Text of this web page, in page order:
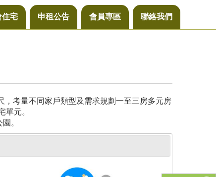
住宅 申租公告 會員專區 聯絡我們
考量不同家戶類型及需求規劃一至三房多元房
單元。
。